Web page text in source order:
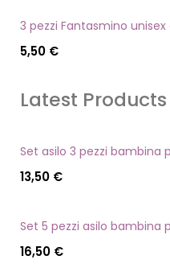
5,50 €
Latest Products
13,50 €
16,50 €